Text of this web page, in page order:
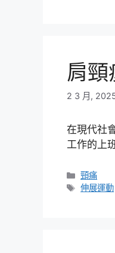
肩頸
2 3 月,
在現代社
工作的上
分
類
頸痛
標
伸展運動